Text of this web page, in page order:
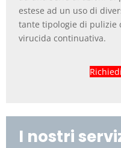
estese ad un uso di
tante tipologie di pulizie
virucida continuativa.
I nostri